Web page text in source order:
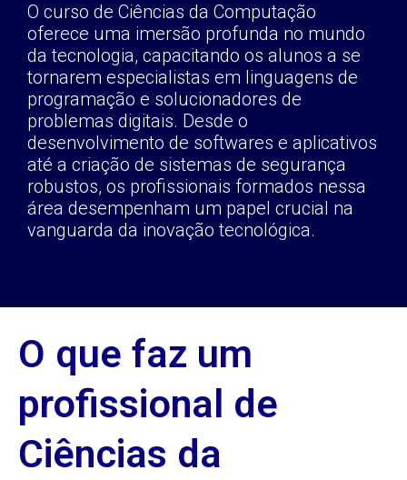
O curso de Ciências da Computação
oferece uma imersão profunda no mundo
da tecnologia, capacitando os alunos a se
tornarem especialistas em linguagens de
programação e solucionadores de
problemas digitais. Desde o
desenvolvimento de softwares e aplicativos
até a criação de sistemas de segurança
robustos, os profissionais formados nessa
área desempenham um papel crucial na
vanguarda da inovação tecnológica.
O que faz um
profissional de
Ciências da